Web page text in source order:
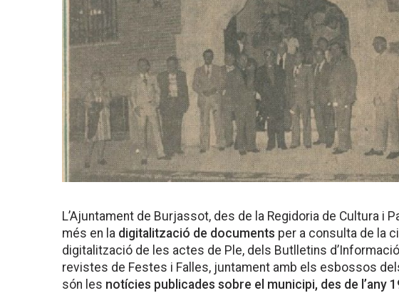
L’Ajuntament de Burjassot, des de la Regidoria de Cultura i
més en la digitalització de documents per a consulta de la
digitalització de les actes de Ple, dels Butlletins
revistes de Festes i Falles, juntament amb els esbossos
són les notícies publicades sobre el municipi, des de l’any